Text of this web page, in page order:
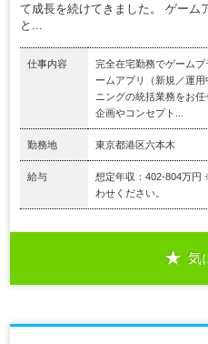
て成長を続けてきました。 ゲーム
と...
仕事内容
完全在宅勤務でゲーム
ームアプリ（新規／運
ニングの統括業務をお
企画やコンセプト...
勤務地 東京都港区六本木
給与
想定年収：402-804万円
わせください。
気